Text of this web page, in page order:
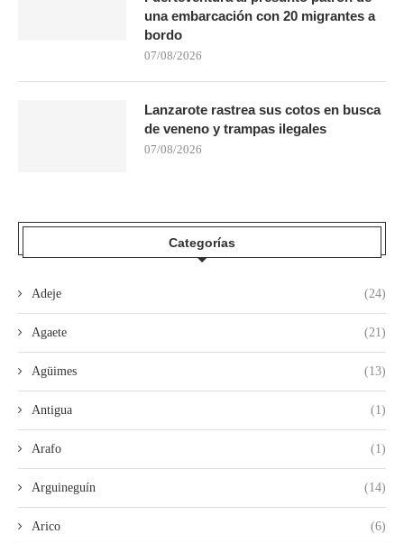
una embarcación con 20 migrantes a
bordo
07/08/2026
Lanzarote rastrea sus cotos en busca
de veneno y trampas ilegales
07/08/2026
Categorías
Adeje (24)
Agaete (21)
Agüimes (13)
Antigua (1)
Arafo (1)
Arguineguín (14)
Arico (6)